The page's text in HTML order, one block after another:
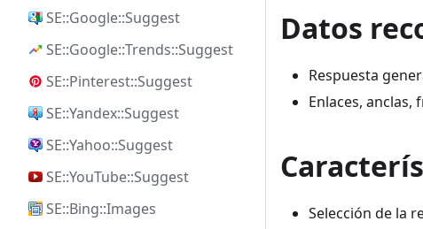
SE::Google::Suggest
SE::Google::Trends::Suggest
SE::Pinterest::Suggest
SE::Yandex::Suggest
SE::Yahoo::Suggest
SE::YouTube::Suggest
SE::Bing::Images
Datos
Respuesta
Enlaces,
Selección de la